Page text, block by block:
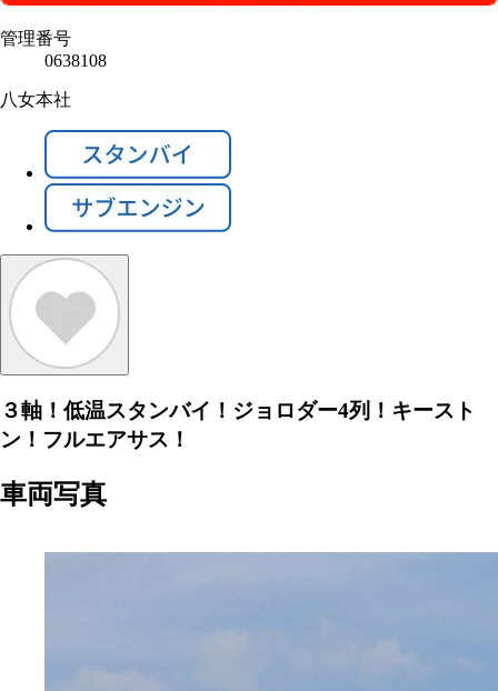
管理番号
0638108
八女本社
３軸！低温スタンバイ！ジョロダー4列！キースト
ン！フルエアサス！
車両写真